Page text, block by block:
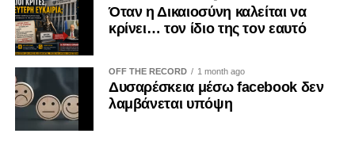
ιδιαίτερα σημαντική από πολλούς ηγέτες, καθώς
πραγματοποιείται σε μια περίοδο όπου η Ευρωπαϊκή
Ένωση επιδιώκει να προβάλλει ενιαίο μέτωπο απέναντι
στη Ρωσία.
Ωστόσο, η χθεσινή συζήτηση δεν εξελίχθηκε χωρίς
εντάσεις. Στο επίκεντρο βρέθηκε η πρωτοβουλία του
Όταν η Δικαιοσύνη καλείται να
κρίνει… τον ίδιο της τον εαυτό
OFF THE RECORD 1 month ago
Δυσαρέσκεια μέσω facebook δεν
λαμβάνεται υπόψη